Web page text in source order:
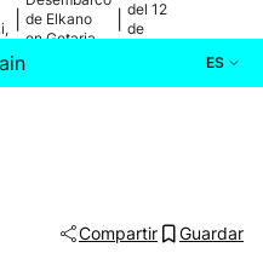
de Elkano
en Getaria
del 12
de
ES
Compartir Guardar